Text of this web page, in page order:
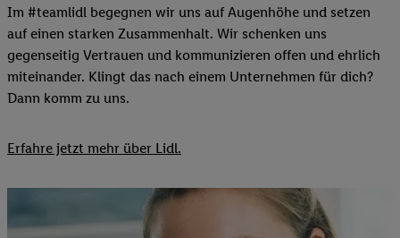
Im #teamlidl begegnen wir uns auf Augenhöhe und setzen
auf einen starken Zusammenhalt. Wir schenken uns
gegenseitig Vertrauen und kommunizieren offen und ehrlich
miteinander. Klingt das nach einem Unternehmen für dich?
Dann komm zu uns.​
Erfahre jetzt mehr über Lidl.